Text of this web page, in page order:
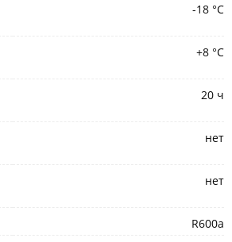
-18 °С
+8 °С
20 ч
нет
нет
R600а